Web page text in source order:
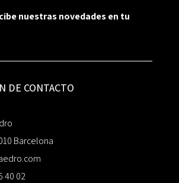
nuestras novedades en tu
DE CONTACTO
Barcelona
40 02